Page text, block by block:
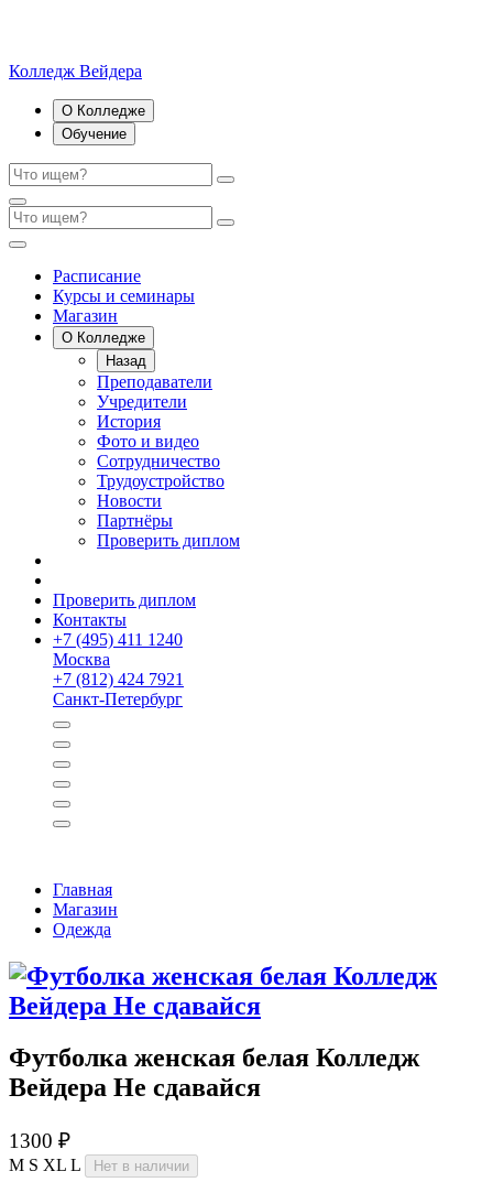
Колледж Вейдера
О Колледже
Обучение
Расписание
Курсы и семинары
Магазин
О Колледже
Назад
Преподаватели
Учредители
История
Фото и видео
Сотрудничество
Трудоустройство
Новости
Партнёры
Проверить диплом
Проверить диплом
Контакты
+7 (495) 411 1240
Москва
+7 (812) 424 7921
Санкт-Петербург
Главная
Магазин
Одежда
Футболка женская белая Колледж
Вейдера Не сдавайся
1300 ₽
M S XL L Нет в наличии